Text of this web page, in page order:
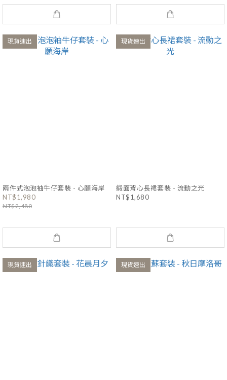
現貨速出
兩件式泡泡袖牛仔套裝 - 心願海岸
NT$1,980
NT$2,480
現貨速出
緞面背心長裙套裝 - 流動之光
NT$1,680
現貨速出 現貨速出